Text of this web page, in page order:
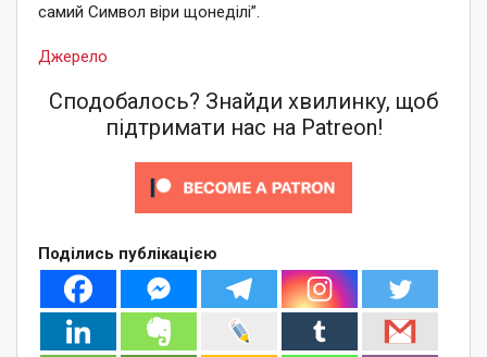
самий Символ віри щонеділі”.
Джерело
Сподобалось? Знайди хвилинку, щоб
підтримати нас на Patreon!
Поділись публікацією